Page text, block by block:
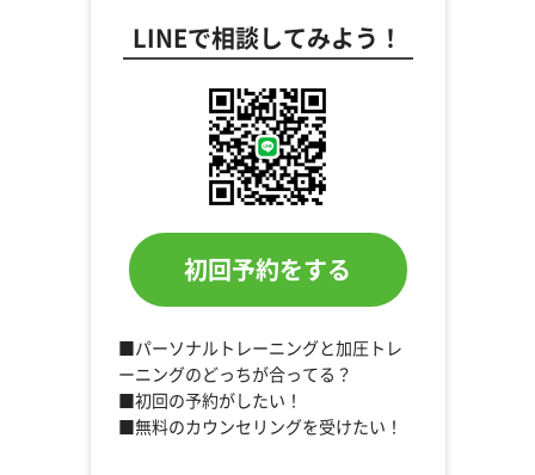
LINEで相談してみよう！
初回予約をする
■パーソナルトレーニングと加圧トレ
ーニングのどっちが合ってる？
■初回の予約がしたい！
■無料のカウンセリングを受けたい！